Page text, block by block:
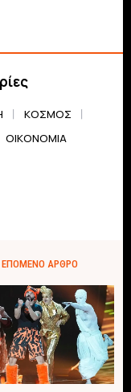
ΚΌΣΜΟΣ
ΟΙΚΟΝΟΜΊΑ
ΕΠΌΜΕΝΟ ΆΡΘΡΟ